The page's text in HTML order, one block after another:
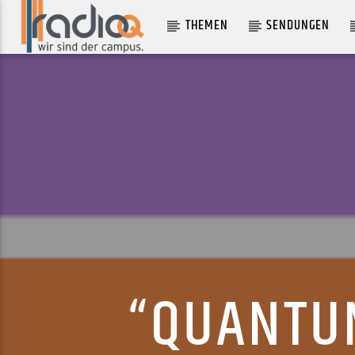
THEMEN SENDUNGEN